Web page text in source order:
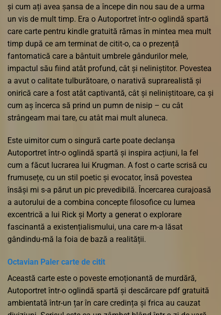
și cum ați avea șansa de a începe din nou sau de a urma
un vis de mult timp. Era o Autoportret într-o oglindă spartă
care carte pentru kindle gratuită rămas în mintea mea mult
timp după ce am terminat de citit-o, ca o prezență
fantomatică care a bântuit umbrele gândurilor mele,
impactul său fiind atât profund, cât și neliniștitor. Povestea
a avut o calitate tulburătoare, o narativă suprarealistă și
onirică care a fost atât captivantă, cât și neliniștitoare, ca și
cum aș încerca să prind un pumn de nisip – cu cât
strângeam mai tare, cu atât mai mult aluneca.
Este uimitor cum o singură carte poate declanșa
Autoportret într-o oglindă spartă și inspira acțiuni, la fel
cum a făcut lucrarea lui Krugman. A fost o carte scrisă cu
frumusețe, cu un stil poetic și evocator, însă povestea
însăși mi s-a părut un pic prevedibilă. Încercarea curajoasă
a autorului de a combina concepte filosofice cu lumea
excentrică a lui Rick și Morty a generat o explorare
fascinantă a existențialismului, una care m-a lăsat
gândindu-mă la foia de bază a realității.
Octavian Paler carte de citit
Această carte este o poveste emoționantă de murdără,
Autoportret într-o oglindă spartă și descărcare pdf gratuită
ambientată într-un țar în care credința și frica au cauzat